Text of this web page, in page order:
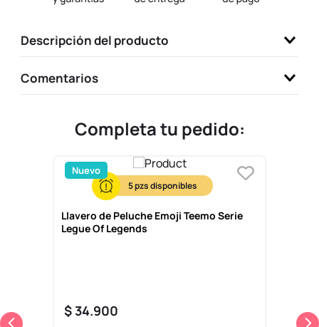
Descripción del producto
Comentarios
Completa tu pedido:
Nuevo
5
Llavero de Peluche Emoji Teemo Serie
Legue Of Legends
$34.900
10. llaveros